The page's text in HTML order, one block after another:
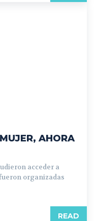
AHORA
acceder a
organizadas
READ